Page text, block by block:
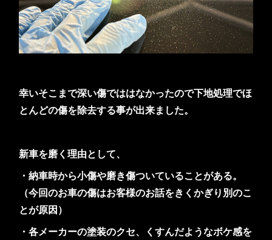
幸いそこまで深い傷でははなかったので下地処理でほ
とんどの傷を除去する事が出来ました。
新車を磨く理由として、
・納車時から小傷や磨き傷ついていることがある。
（今回のお車の傷はお客様のお話をきくかぎり別のこ
とが原因）
・各メーカーの塗装のクセ、くすんだようなボケ感を